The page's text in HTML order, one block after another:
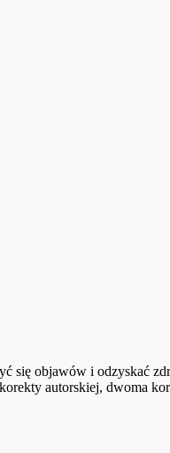
się objawów i odzyskać
autorskiej, dwoma